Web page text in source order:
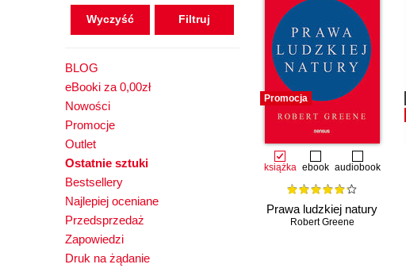
Wyczyść
BLOG
eBooki za 0,00zł
Nowości
Promocje
Outlet
Ostatnie sztuki
Bestsellery
Najlepiej oceniane
Przedsprzedaż
Zapowiedzi
Druk na żądanie
Promocja
książka ebook audiobook
Prawa ludzkiej natury
Robert Greene